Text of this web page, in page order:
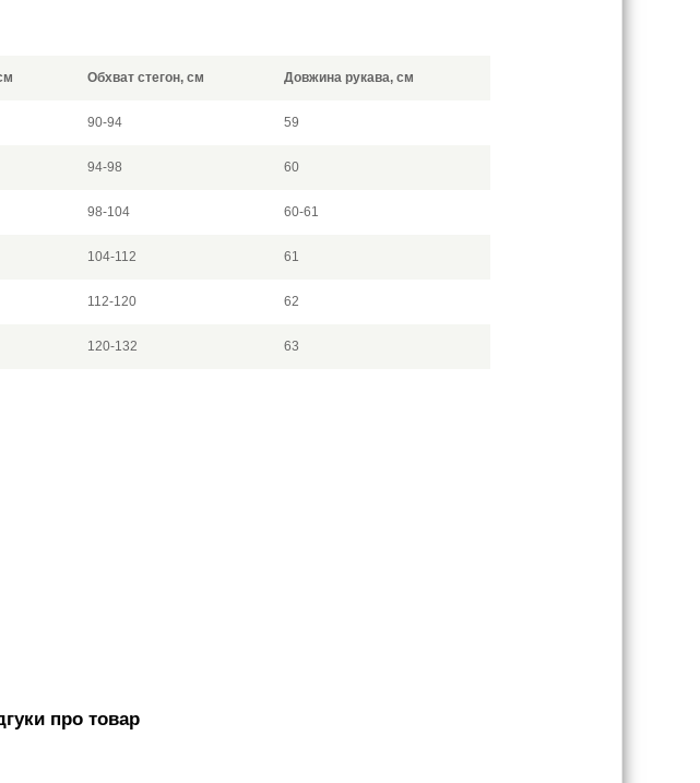
Обхват стегон, см Довжина рукава, см
90-94 59
94-98 60
98-104 60-61
104-112 61
112-120 62
120-132 63
про товар